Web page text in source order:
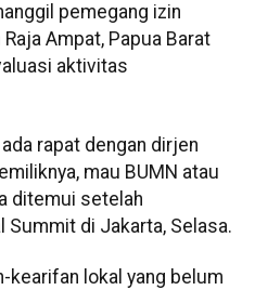
pemegang izin
Ampat, Papua Barat
aktivitas
rapat dengan dirjen
mau BUMN atau
ditemui setelah
Summit di Jakarta, Selasa.
kearifan lokal yang belum